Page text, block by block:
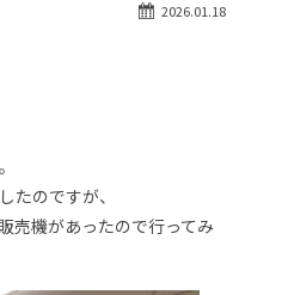
自動車保険2026.01.18
たのですが、
売機があったので行ってみ